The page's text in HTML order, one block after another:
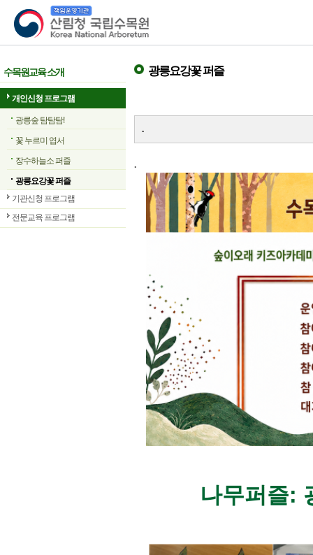
산림청 국립수목원
수목원교육 소개
개인신청 프로그램
광릉숲 탐탐탐!
꽃 누르미 엽서
장수하늘소 퍼즐
광릉요강꽃 퍼즐
기관신청 프로그램
전문교육 프로그램
광릉요강꽃 퍼즐
.
.
나무퍼즐: